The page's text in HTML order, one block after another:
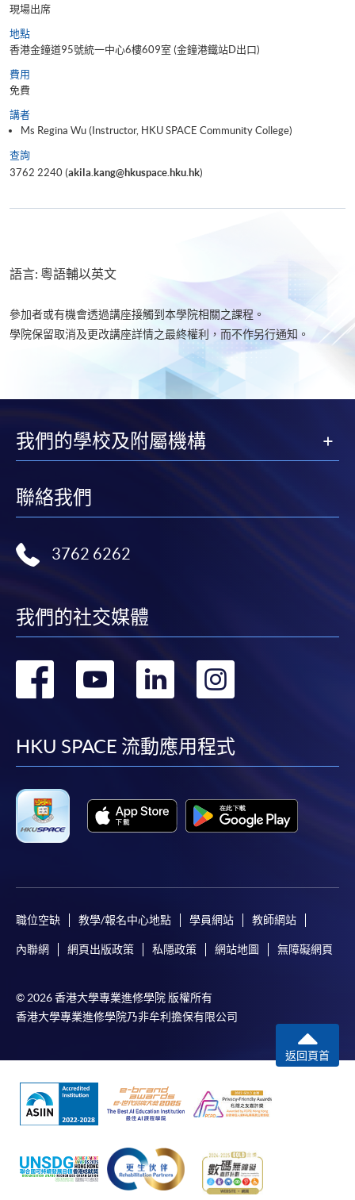
現場出席
地點
香港金鐘道95號統一中心6樓609室 (金鐘港鐵站D出口)
費用
免費
講者
Ms Regina Wu (Instructor, HKU SPACE Community College)
查詢
3762 2240 (akila.kang@hkuspace.hku.hk)
語言: 粵語輔以英文
參加者或有機會透過講座接觸到本學院相關之課程。
學院保留取消及更改講座詳情之最終權利，而不作另行通知。
我們的學校及附屬機構
聯絡我們
3762 6262
我們的社交媒體
轉
facebook
轉
youtube
轉
linkedin
轉
HKU SPACE 流動應用程式
職位空缺 教學/報名中心地點 學員網站 教師網站
內聯網 網頁出版政策 私隱政策 網站地圖 無障礙網頁
© 2026 香港大學專業進修學院 版權所有
香港大學專業進修學院乃非牟利擔保有限公司
返回頁首